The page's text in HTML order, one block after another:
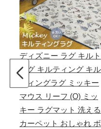
ディズニー ラグ キルト
ラグ キルティング キル
ティングラグ ミッキー
マウス リーフ (O) ミッ
キー ラグマット 洗える
カーペット おしゃれ ボ